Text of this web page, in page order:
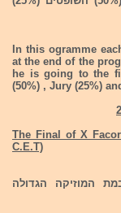
In this ogramme
at the end of the
he is going to the
(50%) , Jury (25%)
The Final of X
C.E.T)
המוזיקה הגדולה